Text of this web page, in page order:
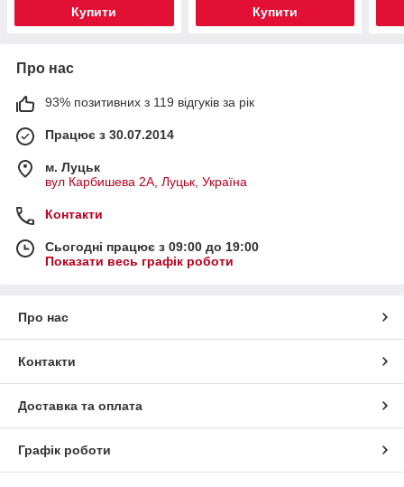
Купити Купити
Про нас
93% позитивних з 119 відгуків за рік
Працює з 30.07.2014
м. Луцьк
вул Карбишева 2А, Луцьк, Україна
Контакти
Сьогодні працює з 09:00 до 19:00
Показати весь графік роботи
Про нас
Контакти
Доставка та оплата
Графік роботи